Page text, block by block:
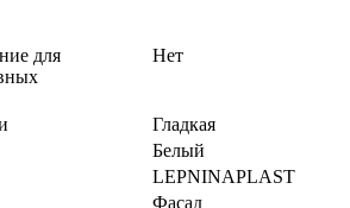
для
Нет
Гладкая
Белый
LEPNINAPLAST
Фасад